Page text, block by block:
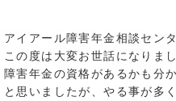
アイアール障害年金相談セン
この度は大変お世話になりまし
障害年金の資格があるかも分
と思いましたが、やる事が多